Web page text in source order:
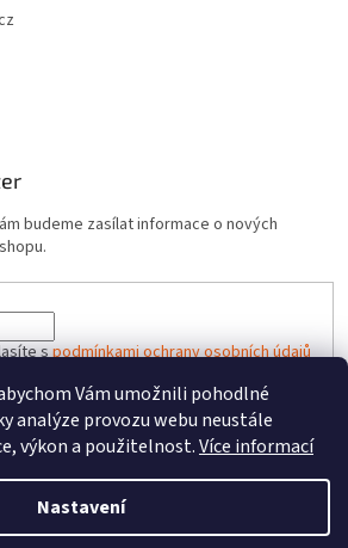
Vám umožnili pohodlné
analýze provozu webu neustále
výkon a použitelnost.Více informací
Nastavení
budeme zasílat informace o nových
spodmínkami ochrany osobních údajů
Vytvořil Shoptet